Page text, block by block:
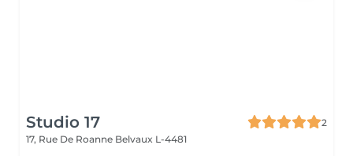
Studio 17
2
17, Rue De Roanne Belvaux L-4481